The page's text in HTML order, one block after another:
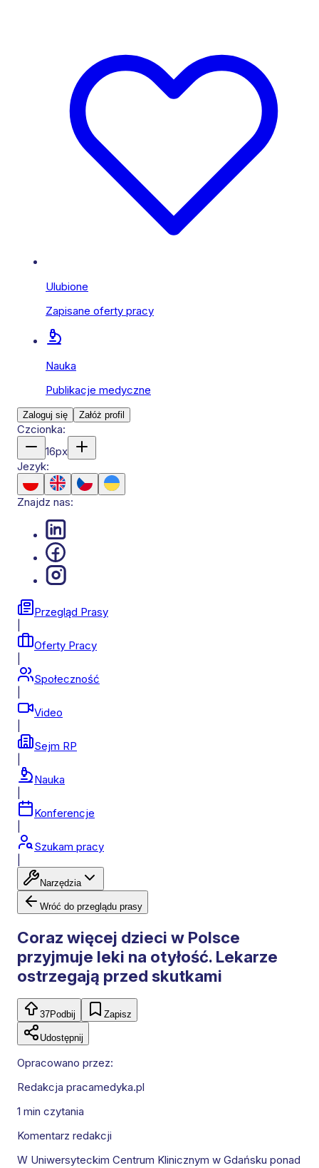
Ulubione
Zapisane oferty pracy
Nauka
Publikacje medyczne
Zaloguj się Załóż profil
Czcionka:
16px
Jezyk:
Znajdz nas:
Przegląd Prasy
Oferty Pracy
Społeczność
Video
Sejm RP
Nauka
Konferencje
Szukam pracy
Narzędzia
Wróć do przeglądu prasy
Coraz więcej dzieci w Polsce
przyjmuje leki na otyłość. Lekarze
ostrzegają przed skutkami
37Podbij Zapisz
Udostępnij
Opracowano przez:
Redakcja pracamedyka.pl
1 min czytania
Komentarz redakcji
W Uniwersyteckim Centrum Klinicznym w Gdańsku ponad